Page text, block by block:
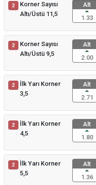
2
Korner Sayısı
Altı/Üstü 11,5
Alt
1.33
2
Korner Sayısı
Altı/Üstü 9,5
Alt
2.00
2
İlk Yarı Korner
3,5
Alt
2.71
2
İlk Yarı Korner
4,5
Alt
1.80
2
İlk Yarı Korner
5,5
Alt
1.36